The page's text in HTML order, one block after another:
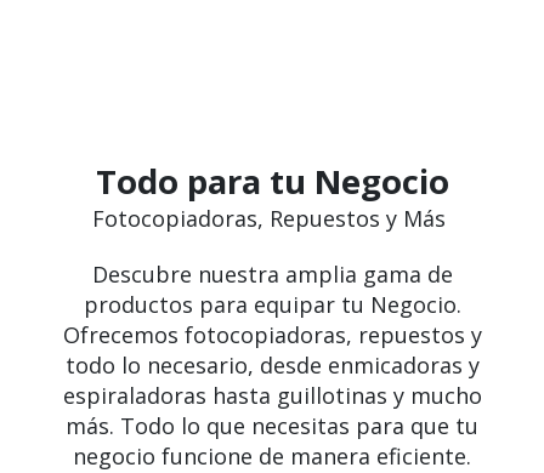
Todo para tu Negocio
Fotocopiadoras, Repuestos y Más
Descubre nuestra amplia gama de
productos para equipar tu Negocio.
Ofrecemos fotocopiadoras, repuestos y
todo lo necesario, desde enmicadoras y
espiraladoras hasta guillotinas y mucho
más. Todo lo que necesitas para que tu
negocio funcione de manera eficiente.